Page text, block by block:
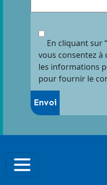
En cliquant sur
vous consentez à
les informations
pour fournir le